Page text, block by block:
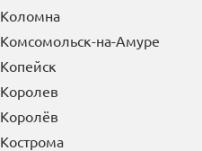
Коломна
Комсомольск-на-Амуре
Копейск
Королев
Королёв
Кострома